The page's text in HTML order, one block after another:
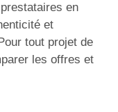
en
et
tout projet de
les offres et